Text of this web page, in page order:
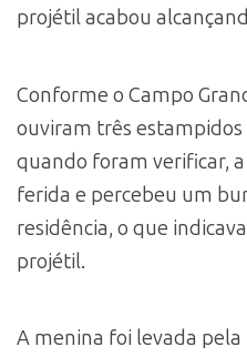
projétil acabou
Conforme o Campo
ouviram três
quando foram verificar,
ferida e percebeu um
residência, o que
projétil.
A menina foi levada pela